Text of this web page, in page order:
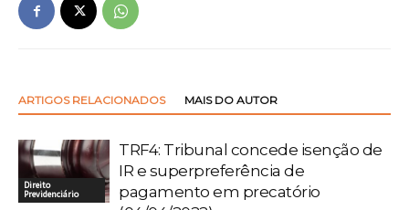
ARTIGOS RELACIONADOS MAIS DO AUTOR
Direito
Previdenciário
TRF4: Tribunal concede isenção de
IR e superpreferência de
pagamento em precatório